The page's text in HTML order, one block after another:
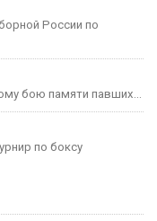
России по
бою памяти павших...
по боксу